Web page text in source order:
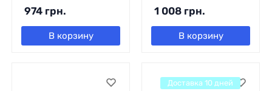
974 грн.
В корзину
1 008 грн.
В корзину
Доставка 10 дней